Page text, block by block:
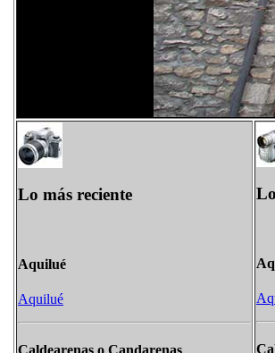
Lo más reciente
Aquilué
Aquilué